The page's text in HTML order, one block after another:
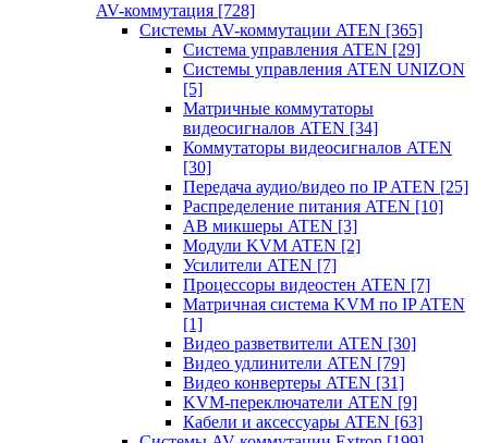
AV-коммутация [728]
Системы AV-коммутации ATEN [365]
Система управления ATEN [29]
Системы управления ATEN UNIZON
[5]
Матричные коммутаторы
видеосигналов ATEN [34]
Коммутаторы видеосигналов ATEN
[30]
Передача аудио/видео по IP ATEN [25]
Распределение питания ATEN [10]
АВ микшеры ATEN [3]
Модули KVM ATEN [2]
Усилители ATEN [7]
Процессоры видеостен ATEN [7]
Матричная система KVM по IP ATEN
[1]
Видео разветвители ATEN [30]
Видео удлинители ATEN [79]
Видео конвертеры ATEN [31]
KVM-переключатели ATEN [9]
Кабели и аксессуары ATEN [63]